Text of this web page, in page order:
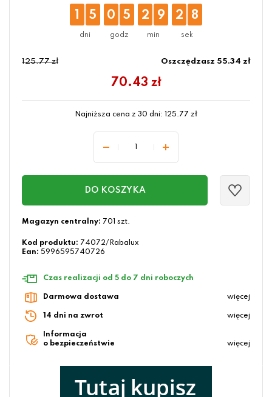
1 5 0 5 2 9 2 7
125.77 zł Oszczędzasz 55.34 zł
70.43 zł
Najniższa cena z 30 dni: 125.77 zł
DO KOSZYKA
Magazyn centralny: 701 szt.
Kod produktu: 74072/Rabalux
Ean: 5996595740726
Czas realizacji od 5 do 7 dni roboczych
Darmowa dostawa więcej
14 dni na zwrot więcej
Informacja
o bezpieczeństwie
więcej